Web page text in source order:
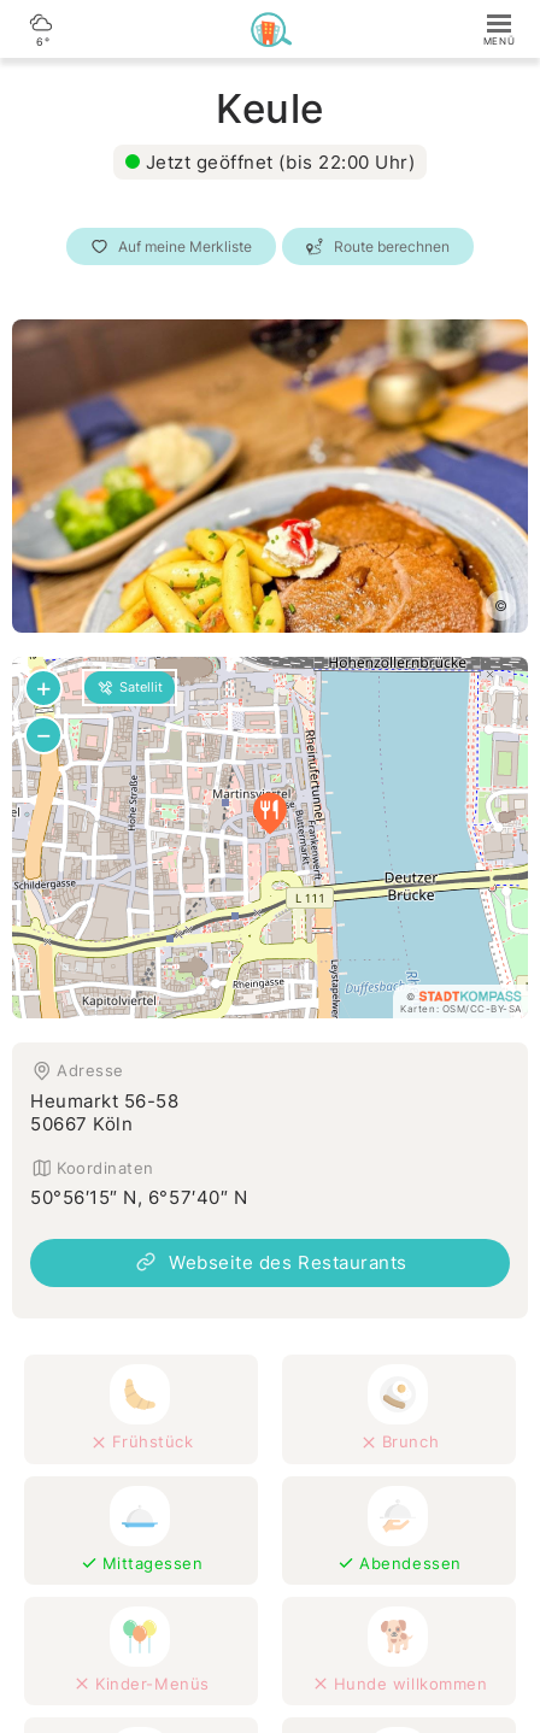
6°
Keule
Jetzt geöffnet (bis 22:00 Uhr)
Auf meine Merkliste Route berechnen
©
Satellit
+
−
©
Karten: OSM/CC-BY-SA
Adresse
Heumarkt 56-58
50667 Köln
Koordinaten
50°56′15″ N, 6°57′40″ N
Webseite des Restaurants
Frühstück Brunch
Mittagessen Abendessen
Kinder-Menüs Hunde willkommen